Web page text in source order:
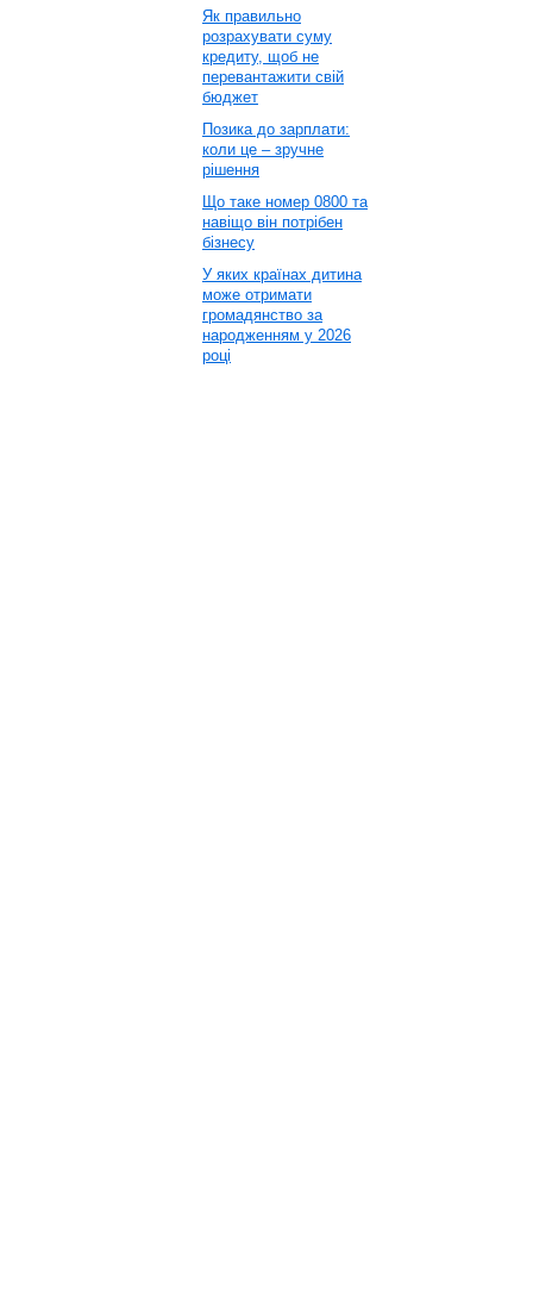
Як правильно
розрахувати суму
кредиту, щоб не
перевантажити свій
бюджет
Позика до зарплати:
коли це – зручне
рішення
Що таке номер 0800 та
навіщо він потрібен
бізнесу
У яких країнах дитина
може отримати
громадянство за
народженням у 2026
році